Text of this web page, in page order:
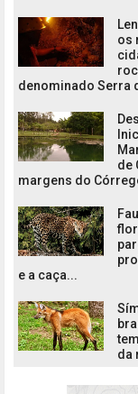
os
denominado Serra
de
margens do
e a caça...
da